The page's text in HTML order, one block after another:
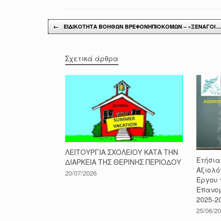
Post navigation
← ΕΙΔΙΚΟΤΗΤΑ ΒΟΗΘΩΝ ΒΡΕΦΟΝΗΠΙΟΚΟΜΩΝ – «ΞΕΝΑΓΟΙ…
Σχετικά άρθρα
ΛΕΙΤΟΥΡΓΙΑ ΣΧΟΛΕΙΟΥ ΚΑΤΑ ΤΗΝ
ΔΙΑΡΚΕΙΑ ΤΗΣ ΘΕΡΙΝΗΣ ΠΕΡΙΟΔΟΥ
20/07/2026
Έργου
2025-
25/06/